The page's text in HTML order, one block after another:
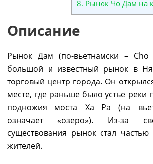
8. Рынок Чо Дам на
Описание
Рынок Дам (по-вьетнамски –
большой и известный рынок в
торговый центр города. Он
месте, где раньше было устье реки
подножия моста Ха Ра (на
означает «озеро»). Из-за
существования рынок стал
жителей.